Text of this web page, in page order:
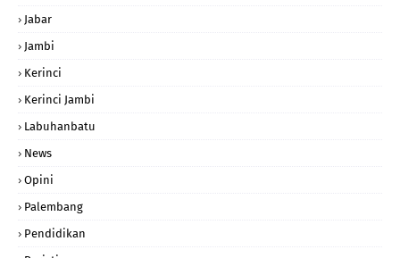
Jabar
Jambi
Kerinci
Kerinci Jambi
Labuhanbatu
News
Opini
Palembang
Pendidikan